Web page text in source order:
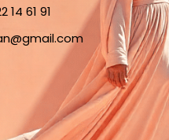
14 61 91